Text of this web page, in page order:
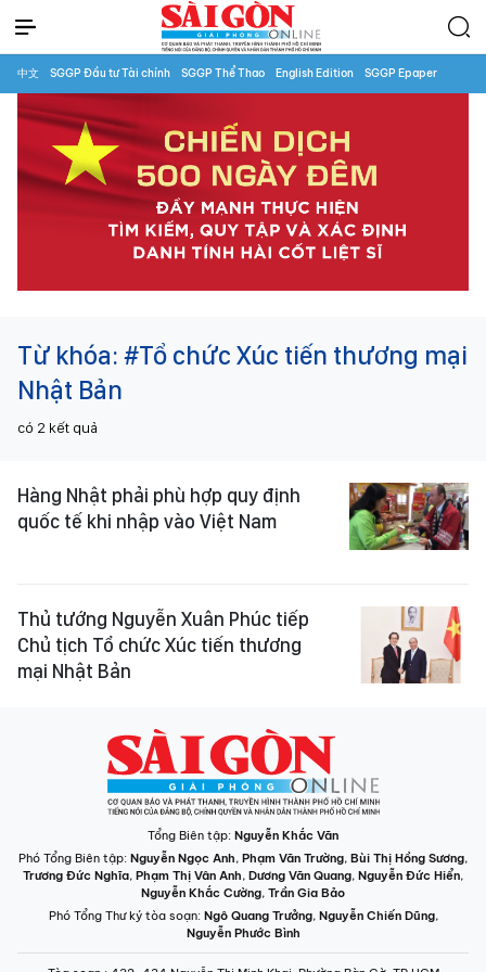
中文 SGGP Đầu tư Tài chính SGGP Thể Thao English Edition SGGP Epaper
Từ khóa: #Tổ chức Xúc tiến thương mại
Nhật Bản
có 2 kết quả
Hàng Nhật phải phù hợp quy định
quốc tế khi nhập vào Việt Nam
Thủ tướng Nguyễn Xuân Phúc tiếp
Chủ tịch Tổ chức Xúc tiến thương
mại Nhật Bản
Tổng Biên tập: Nguyễn Khắc Văn
Phó Tổng Biên tập: Nguyễn Ngọc Anh, Phạm Văn Trường, Bùi Thị Hồng Sương,
Trương Đức Nghĩa, Phạm Thị Vân Anh, Dương Văn Quang, Nguyễn Đức Hiển,
Nguyễn Khắc Cường, Trần Gia Bảo
Phó Tổng Thư ký tòa soạn: Ngô Quang Trưởng, Nguyễn Chiến Dũng,
Nguyễn Phước Bình